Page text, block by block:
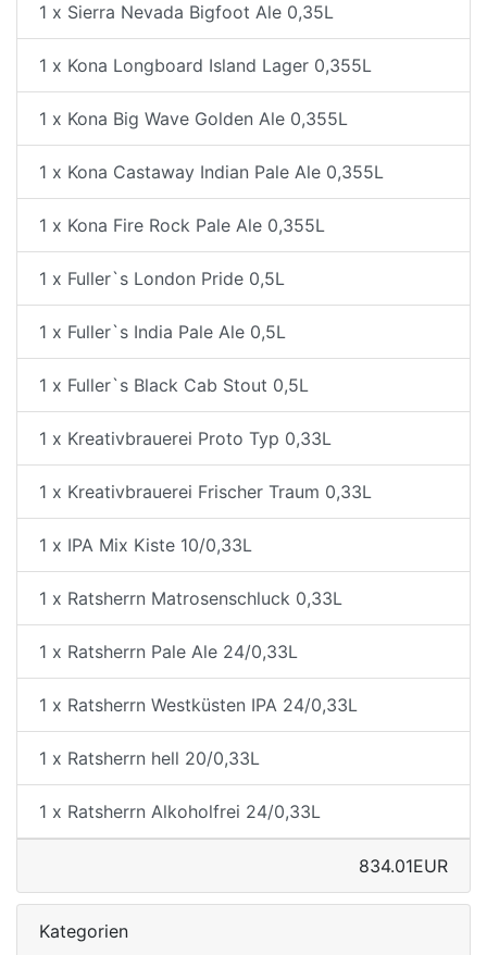
1 x Sierra Nevada Bigfoot Ale 0,35L
1 x Kona Longboard Island Lager 0,355L
1 x Kona Big Wave Golden Ale 0,355L
1 x Kona Castaway Indian Pale Ale 0,355L
1 x Kona Fire Rock Pale Ale 0,355L
1 x Fuller`s London Pride 0,5L
1 x Fuller`s India Pale Ale 0,5L
1 x Fuller`s Black Cab Stout 0,5L
1 x Kreativbrauerei Proto Typ 0,33L
1 x Kreativbrauerei Frischer Traum 0,33L
1 x IPA Mix Kiste 10/0,33L
1 x Ratsherrn Matrosenschluck 0,33L
1 x Ratsherrn Pale Ale 24/0,33L
1 x Ratsherrn Westküsten IPA 24/0,33L
1 x Ratsherrn hell 20/0,33L
1 x Ratsherrn Alkoholfrei 24/0,33L
834.01EUR
Kategorien